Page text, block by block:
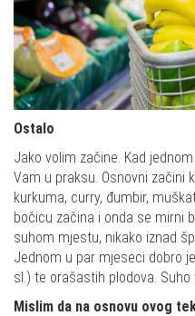
Ostalo
Jako volim začine. Kad
Vam u praksu. Osnovni začini
kurkuma, curry, đumbir,
bočicu začina i onda se mirni
suhom mjestu, nikako iznad
Jednom u par mjeseci dobro
sl.) te orašastih plodova.
Mislim da na osnovu ovog